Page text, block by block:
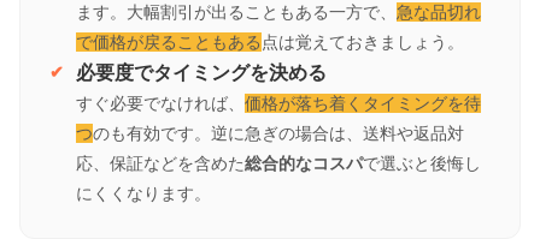
ます。大幅割引が出ることもある一方で、 急な品切れ
で価格が戻ることもある 点は覚えておきましょう。
必要度でタイミングを決める
すぐ必要でなければ、価格が落ち着くタイミングを待
つのも有効です。逆に急ぎの場合は、送料や返品対
応、保証などを含めた総合的なコスパで選ぶと後悔し
にくくなります。